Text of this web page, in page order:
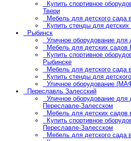
Купить спортивное
Твери
Мебель для детского сада
Купить стенды для
Рыбинск
Уличное оборудование для
Мебель для детских садов
Купить спортивное
Рыбинске
Мебель для детского сада
Купить стенды для
Уличное оборудование
Переславль Залесский
Уличное оборудование для
Переславле-Залесском
Мебель для детских садов
Купить спортивное
Переславле-Залесском
Мебель для детского сада